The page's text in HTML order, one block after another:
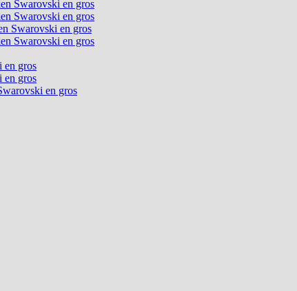
Swarovski en gros
Swarovski en gros
Swarovski en gros
Swarovski en gros
en gros
en gros
en gros